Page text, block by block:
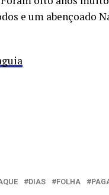
e um abençoado
DIAS FOLHA